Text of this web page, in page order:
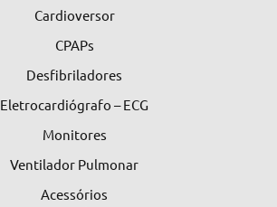
Cardioversor
CPAPs
Desfibriladores
Eletrocardiógrafo – ECG
Monitores
Ventilador Pulmonar
Acessórios